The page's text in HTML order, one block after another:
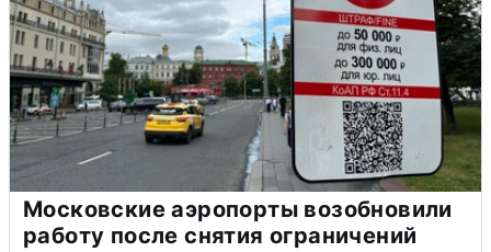
Московские аэропорты возобновили
работу после снятия ограничений